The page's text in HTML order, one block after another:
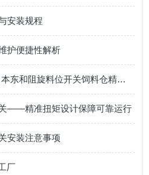
安装规程
护便捷性解析
多重密封·精工制造：日本东和阻旋料位开关饲料仓精准控料
——精准扭矩设计保障可靠运行
安装注意事项
厂